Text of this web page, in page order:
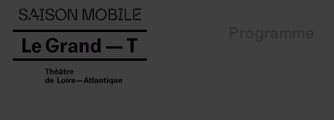
Panneau de gestion des cookies